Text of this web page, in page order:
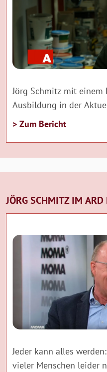
Jörg Schmitz mit einem
Ausbildung in der
> Zum Bericht
JÖRG SCHMITZ IM
Jeder kann alles
vieler Menschen leider